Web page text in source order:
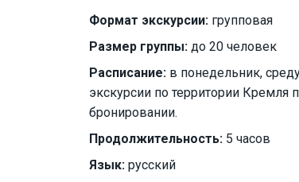
Формат экскурсии: групповая
Размер группы: до 20 человек
Расписание: в понедельник,
экскурсии по территории
бронировании.
Продолжительность: 5 часов
Язык: русский